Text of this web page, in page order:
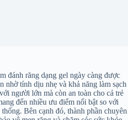
đánh răng dạng gel ngày càng được
nhờ tính dịu nhẹ và khả năng làm sạch
người lớn mà còn an toàn cho cả trẻ
đến nhiều ưu điểm nổi bật so với
Bên cạnh đó, thành phần chuyên